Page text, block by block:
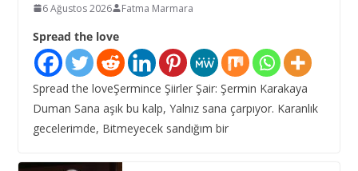
6 Ağustos 2026 Fatma Marmara
Spread the love
Spread the loveŞermince Şiirler Şair: Şermin Karakaya
Duman Sana aşık bu kalp, Yalnız sana çarpıyor. Karanlık
gecelerimde, Bitmeyecek sandığım bir